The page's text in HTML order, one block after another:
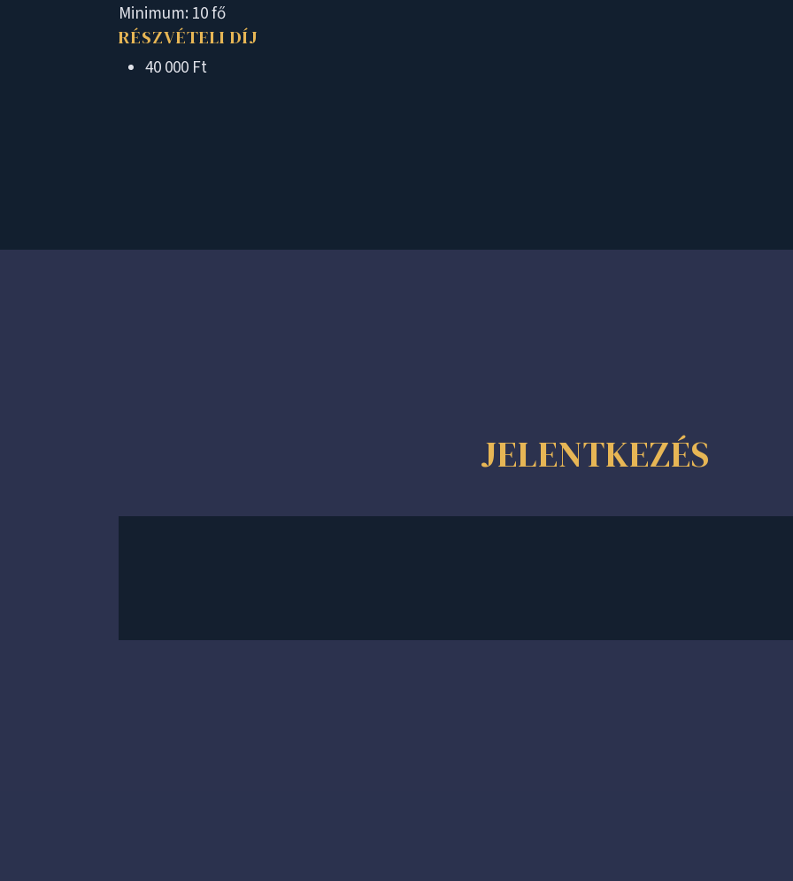
Minimum: 10 fő
RÉSZVÉTELI DÍJ
40 000 Ft
JELENTKEZÉS